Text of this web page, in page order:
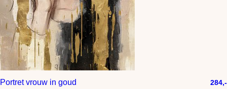
Portret vrouw in goud 284,-